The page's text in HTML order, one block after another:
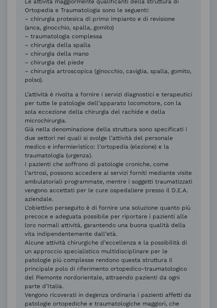
Le attività maggiormente qualificanti della struttura di
Ortopedia e Traumatologia sono le seguenti:
– chirurgia protesica di primo impianto e di revisione
(anca, ginocchio, spalla, gomito)
– traumatologia complessa
– chirurgia della spalla
– chirurgia della mano
– chirurgia del piede
– chirurgia artroscopica (ginocchio, caviglia, spalla, gomito,
polso).
L’attività è rivolta a fornire i servizi diagnostici e terapeutici
per tutte le patologie dell’apparato locomotore, con la
sola eccezione della chirurgia del rachide e della
microchirurgia.
Già nella denominazione della struttura sono specificati i
due settori nei quali si svolge l’attività del personale
medico e infermieristico: l’ortopedia (elezione) e la
traumatologia (urgenza).
I pazienti che soffrono di patologie croniche, come
l’artrosi, possono accedere ai servizi forniti mediante visite
ambulatoriali programmate, mentre i soggetti traumatizzati
vengono accettati per le cure ospedaliere presso il D.E.A.
aziendale.
L’obiettivo perseguito è di fornire una soluzione quanto più
precoce e adeguata possibile per riportare i pazienti alle
loro normali attività, garantendo una buona qualità della
vita indipendentemente dall’età.
Alcune attività chirurgiche d’eccellenza e la possibilità di
un approccio specialistico multidisciplinare per le
patologie più complesse rendono questa struttura il
principale polo di riferimento ortopedico-traumatologico
del Piemonte nordorientale, attraendo pazienti da ogni
parte d’Italia.
Vengono ricoverati in degenza ordinaria i pazienti affetti da
patologie ortopediche e traumatologiche maggiori, che